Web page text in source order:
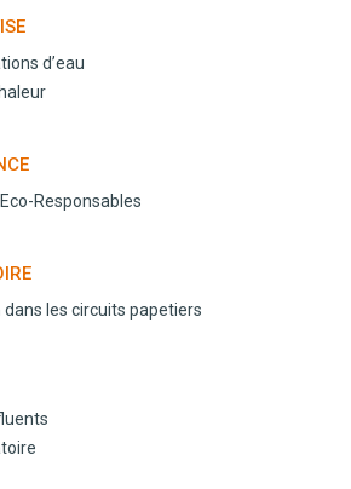
d’eau
Responsables
dans les circuits papetiers